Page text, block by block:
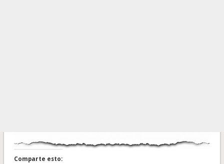
Comparte esto: